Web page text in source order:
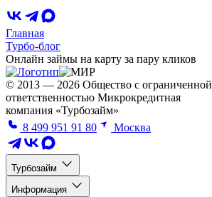
Главная
Турбо-блог
Онлайн займы на карту за пару кликов
© 2013 — 2026 Общество с ограниченной
ответственностью Микрокредитная
компания «Турбозайм»
8 499 951 91 80
Москва
Турбозайм
Информация